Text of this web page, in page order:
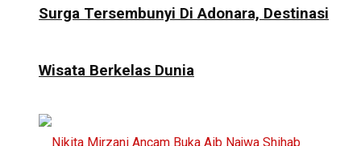
Surga Tersembunyi Di Adonara, Destinasi
Wisata Berkelas Dunia